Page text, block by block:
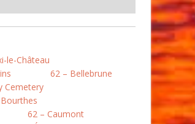
le-Château
62 – Bellebrune
Cemetery
62 – Caumont